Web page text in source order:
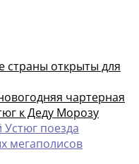
страны открыты для
чартерная
к Деду Морозу
поезда
мегаполисов